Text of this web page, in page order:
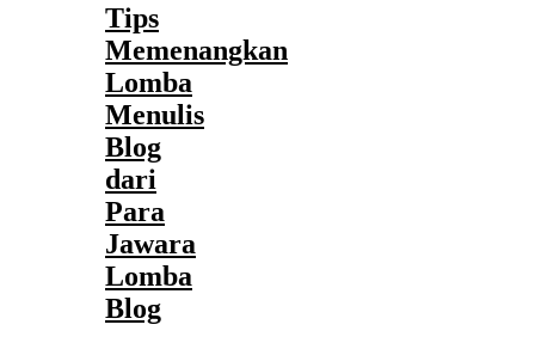
Tips
Memenangkan
Lomba
Menulis
Blog
dari
Para
Jawara
Lomba
Blog